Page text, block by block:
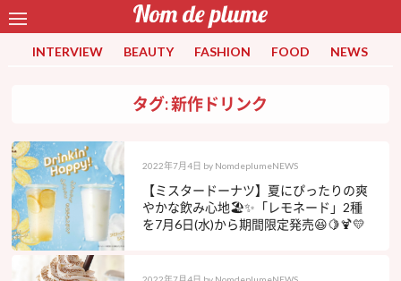
INTERVIEW BEAUTY FASHION FOOD NEWS
タグ: 新作ドリンク
2022年7月4日 by NomdeplumeNEWS
【ミスタードーナツ】夏にぴったりの爽
やかな飲み心地🏖✨「レモネード」2種
を7月6日(水)から期間限定発売😆🍋🍹💛